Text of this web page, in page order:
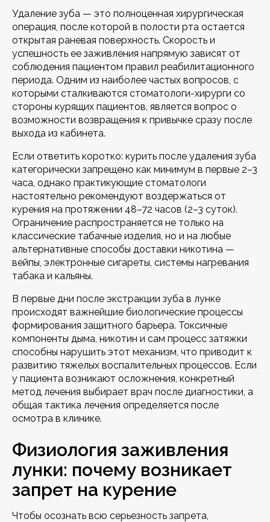
Удаление зуба — это полноценная хирургическая
операция, после которой в полости рта остается
открытая раневая поверхность. Скорость и
успешность ее заживления напрямую зависят от
соблюдения пациентом правил реабилитационного
периода. Одним из наиболее частых вопросов, с
которыми сталкиваются стоматологи-хирурги со
стороны курящих пациентов, является вопрос о
возможности возвращения к привычке сразу после
выхода из кабинета.
Если ответить коротко: курить после удаления зуба
категорически запрещено как минимум в первые 2–3
часа, однако практикующие стоматологи
настоятельно рекомендуют воздержаться от
курения на протяжении 48–72 часов (2–3 суток).
Ограничение распространяется не только на
классические табачные изделия, но и на любые
альтернативные способы доставки никотина —
вейпы, электронные сигареты, системы нагревания
табака и кальяны.
В первые дни после экстракции зуба в лунке
происходят важнейшие биологические процессы
формирования защитного барьера. Токсичные
компоненты дыма, никотин и сам процесс затяжки
способны нарушить этот механизм, что приводит к
развитию тяжелых воспалительных процессов. Если
у пациента возникают осложнения, конкретный
метод лечения выбирает врач после диагностики, а
общая тактика лечения определяется после
осмотра в клинике.
Физиология заживления
лунки: почему возникает
запрет на курение
Чтобы осознать всю серьезность запрета,